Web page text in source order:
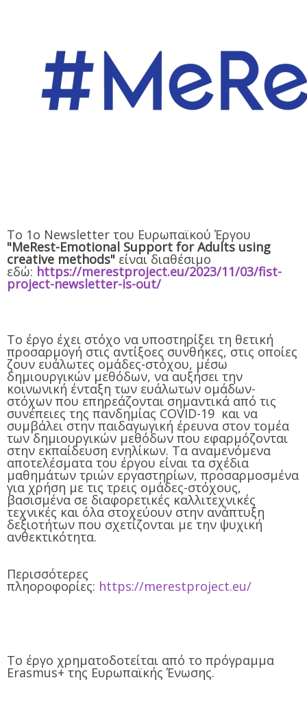
To 1ο Newsletter του Ευρωπαϊκού Έργου
"MeRest-Emotional Support for Adults using
creative methods" είναι διαθέσιμο
εδώ: https://merestproject.eu/2023/11/03/fist-
project-newsletter-is-out/
Το έργο έχει στόχο να υποστηρίξει τη θετική
προσαρμογή στις αντίξοες συνθήκες, στις οποίες
ζουν ευάλωτες ομάδες-στόχου, μέσω
δημιουργικών μεθόδων, να αυξήσει την
κοινωνική ένταξη των ευάλωτων ομάδων-
στόχων που επηρεάζονται σημαντικά από τις
συνέπειες της πανδημίας COVID-19 και να
συμβάλει στην παιδαγωγική έρευνα στον τομέα
των δημιουργικών μεθόδων που εφαρμόζονται
στην εκπαίδευση ενηλίκων. Τα αναμενόμενα
αποτελέσματα του έργου είναι τα σχέδια
μαθημάτων τριών εργαστηρίων, προσαρμοσμένα
για χρήση με τις τρεις ομάδες-στόχους,
βασισμένα σε διαφορετικές καλλιτεχνικές
τεχνικές και όλα στοχεύουν στην ανάπτυξη
δεξιοτήτων που σχετίζονται με την ψυχική
ανθεκτικότητα.
Περισσότερες
πληοροφορίες: https://merestproject.eu/
Το έργο χρηματοδοτείται από το πρόγραμμα
Erasmus+ της Ευρωπαϊκής Ένωσης.